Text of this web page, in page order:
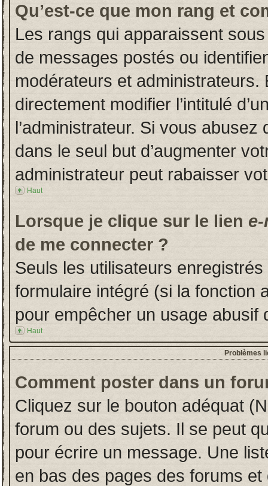
Qu’est-ce que mon rang et
Les rangs qui apparaissent
de messages postés ou
modérateurs et
directement modifier l’intitulé
l’administrateur. Si vous
dans le seul but d’augmenter
administrateur peut rabaisser
Haut
Lorsque je clique sur le lien
de me connecter ?
Seuls les utilisateurs
formulaire intégré (si la fonction
pour empêcher un usage abusif
Haut
Problèmes
Comment poster dans un
Cliquez sur le bouton adéquat
forum ou des sujets. Il se peut
pour écrire un message. Une
en bas des pages des forums